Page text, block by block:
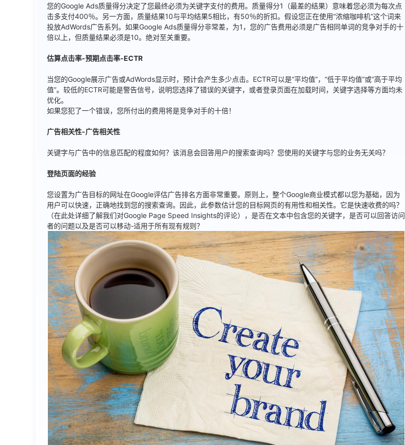
您的Google Ads质量得分决定了您最终必须为关键字支付的费用。质量得分1（最差的结果）意味着您必须为每次点
击多支付400％。另一方面，质量结果10与平均结果5相比，有50％的折扣。假设您正在使用“浓缩咖啡机”这个词来
投放AdWords广告系列。如果Google Ads质量得分非常差，为1，您的广告费用必须是广告相同单词的竞争对手的十
倍以上，但质量结果必须是10。绝对至关重要。
估算点击率-预期点击率-ECTR
当您的Google展示广告或AdWords显示时，预计会产生多少点击。ECTR可以是“平均值”，“低于平均值”或“高于平均
值”。较低的ECTR可能是警告信号，说明您选择了错误的关键字，或者登录页面在加载时间，关键字选择等方面均未
优化。
如果您犯了一个错误，您所付出的费用将是竞争对手的十倍！
广告相关性-广告相关性
关键字与广告中的信息匹配的程度如何？该消息会回答用户的搜索查询吗？您使用的关键字与您的业务无关吗？
登陆页面的经验
您设置为广告目标的网址在Google评估广告排名方面非常重要。原则上，整个Google商业模式都以您为基础，因为
用户可以快速，正确地找到您的搜索查询。因此，此参数估计您的目标网页的有用性和相关性。它是快速收费的吗？
（在此处详细了解我们对Google Page Speed Insights的评论），是否在文本中包含您的关键字，是否可以回答访问
者的问题以及是否可以移动-适用于所有现有规则？